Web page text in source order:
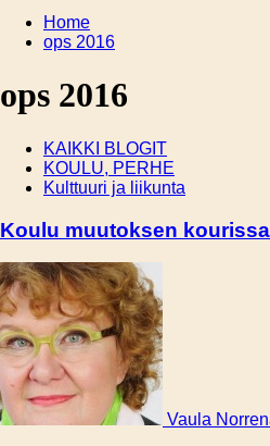
Home
ops 2016
ops 2016
KAIKKI BLOGIT
KOULU, PERHE
Kulttuuri ja liikunta
Koulu muutoksen kourissa
Vaula